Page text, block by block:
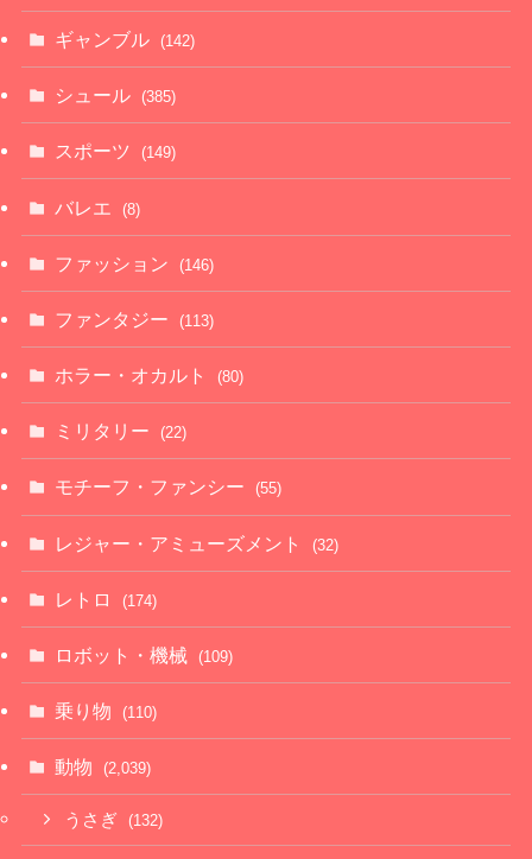
ギャンブル (142)
シュール (385)
スポーツ (149)
バレエ (8)
ファッション (146)
ファンタジー (113)
ホラー・オカルト (80)
ミリタリー (22)
モチーフ・ファンシー (55)
レジャー・アミューズメント (32)
レトロ (174)
ロボット・機械 (109)
乗り物 (110)
動物 (2,039)
うさぎ (132)